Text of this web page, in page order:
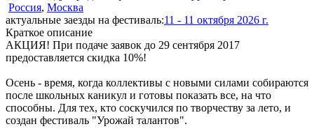
Россия, Москва
актуальные заезды на фестиваль:11 - 11 октября 2026 г.
Краткое описание
АКЦИЯ! При подаче заявок до 29 сентября 2017
предоставляется скидка 10%!
Осень - время, когда коллективы с новыми силами собираются
после школьных каникул и готовы показать все, на что
способны. Для тех, кто соскучился по творчеству за лето, и
создан фестиваль "Урожай талантов".